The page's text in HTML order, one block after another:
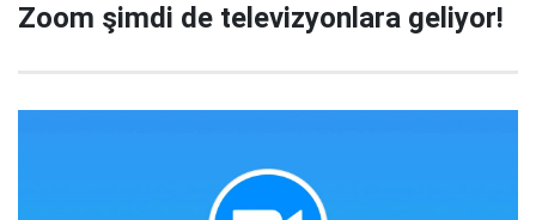
Zoom şimdi de televizyonlara geliyor!